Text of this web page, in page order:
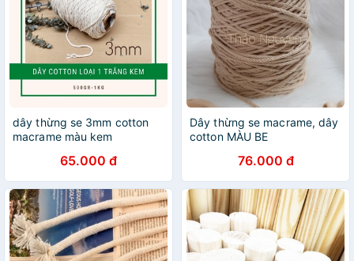
dây thừng se 3mm cotton
macrame màu kem
65.000 đ
Dây thừng se macrame, dây
cotton MÀU BE
76.000 đ